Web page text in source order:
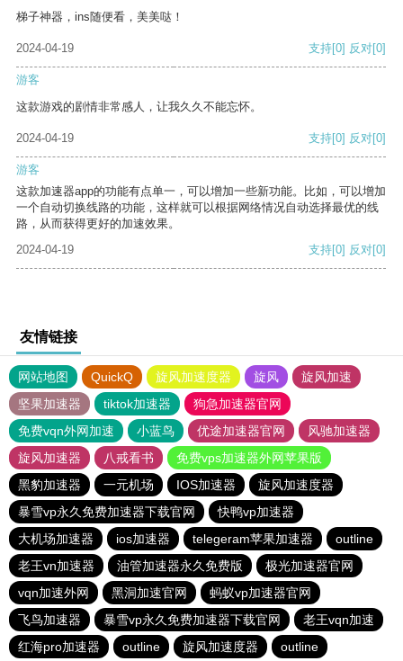
梯子神器，ins随便看，美美哒！
2024-04-19 支持[0] 反对[0]
游客
这款游戏的剧情非常感人，让我久久不能忘怀。
2024-04-19 支持[0] 反对[0]
游客
这款加速器app的功能有点单一，可以增加一些新功能。比如，可以增加
一个自动切换线路的功能，这样就可以根据网络情况自动选择最优的线
路，从而获得更好的加速效果。
2024-04-19
支持[0] 反对[0]
友情链接
网站地图 QuickQ 旋风加速度器 旋风
旋风加速
坚果加速器
tiktok加速器
狗急加速器官网
免费vqn外网加速
小蓝鸟 优途加速器官网
风驰加速器
旋风加速器
八戒看书
免费vps加速器外网苹果版
黑豹加速器
一元机场 IOS加速器
旋风加速度器
暴雪vp永久免费加速器下载官网
快鸭vp加速器
大机场加速器
ios加速器 telegeram苹果加速器
outline
老王vn加速器
油管加速器永久免费版
极光加速器官网
vqn加速外网
黑洞加速官网
蚂蚁vp加速器官网
飞鸟加速器
暴雪vp永久免费加速器下载官网
老王vqn加速
红海pro加速器
outline 旋风加速度器 outline